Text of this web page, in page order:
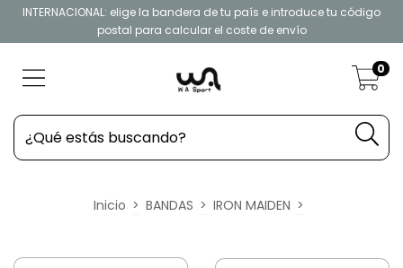
INTERNACIONAL: elige la bandera de tu país e introduce tu código
postal para calcular el coste de envío
0
Inicio > BANDAS > IRON MAIDEN >